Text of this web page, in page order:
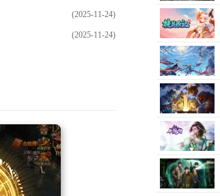
(2025-11-24)
(2025-11-24)